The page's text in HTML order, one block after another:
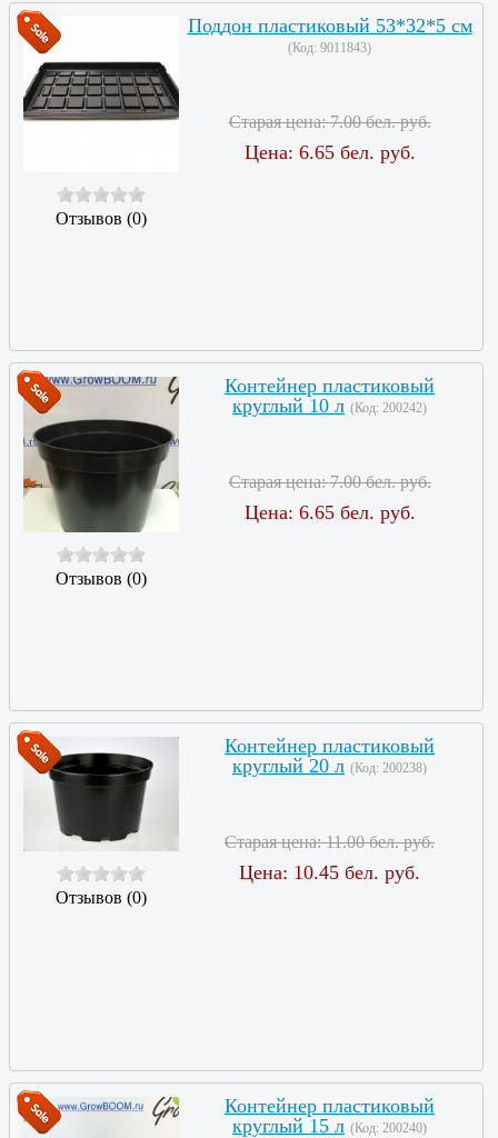
Отзывов (0)
Поддон пластиковый 53*32*5 см
(Код: 9011843)
Старая цена:7.00 бел. руб.
Цена: 6.65 бел. руб.
Отзывов (0)
Контейнер пластиковый
круглый 10 л (Код: 200242)
Старая цена:7.00 бел. руб.
Цена: 6.65 бел. руб.
Отзывов (0)
Контейнер пластиковый
круглый 20 л (Код: 200238)
Старая цена:11.00 бел. руб.
Цена: 10.45 бел. руб.
Контейнер пластиковый
круглый 15 л (Код: 200240)